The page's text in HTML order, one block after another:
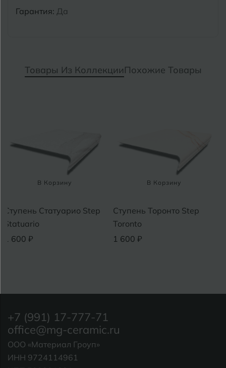
Гарантия: Да
Товары Из КоллекцииПохожие Товары
В Корзину
Ступень Статуарио Step
Statuario
1 600 ₽
В Корзину
Ступень Торонто Step
Toronto
1 600 ₽
+7 (991) 17-777-71
office@mg-ceramic.ru
ООО «Материал Гроуп»
ИНН 9724114961